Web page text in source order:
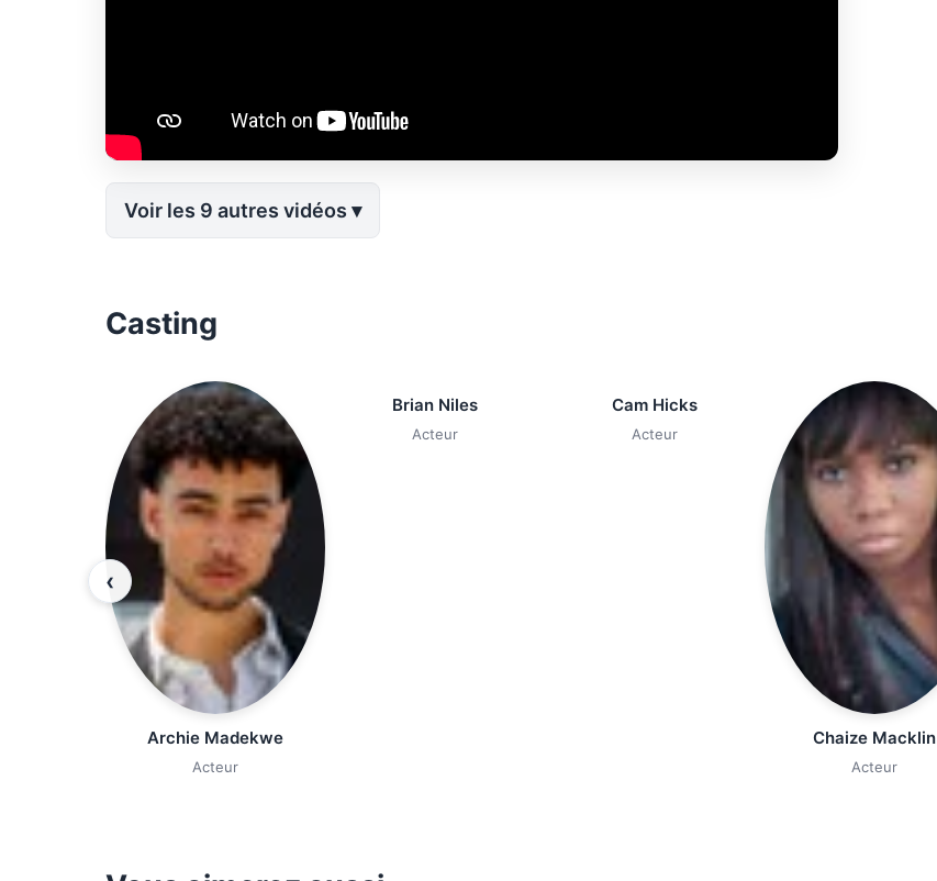
Voir les 9 autres vidéos
Casting
‹
Archie Madekwe
Acteur
Brian Niles
Acteur
Cam Hicks
Acteur
Chaize Macklin
Acteur